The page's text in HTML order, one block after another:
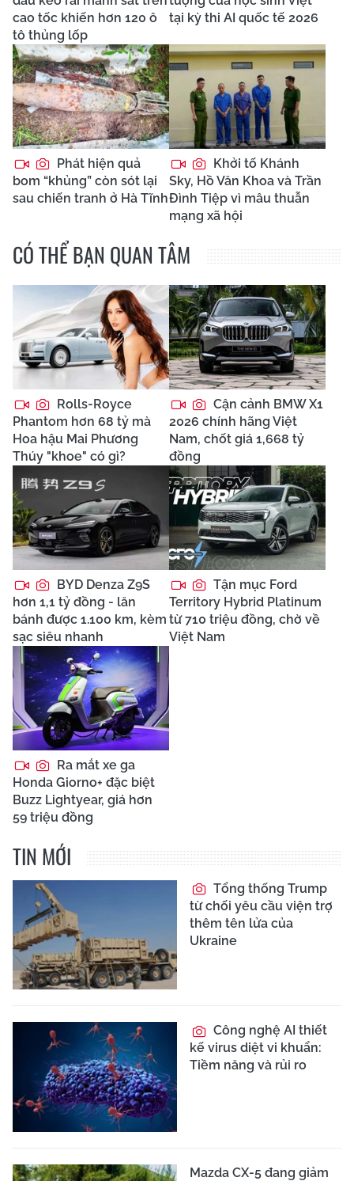
cao tốc khiến hơn 120 ô
tô thủng lốp
tại kỳ thi AI quốc tế 2026
Phát hiện quả
bom “khủng” còn sót lại
sau chiến tranh ở Hà Tĩnh
Khởi tố Khánh
Sky, Hồ Văn Khoa và Trần
Đình Tiệp vì mâu thuẫn
mạng xã hội
CÓ THỂ BẠN QUAN TÂM
Rolls-Royce
Phantom hơn 68 tỷ mà
Hoa hậu Mai Phương
Thúy "khoe" có gì?
Cận cảnh BMW X1
2026 chính hãng Việt
Nam, chốt giá 1,668 tỷ
đồng
BYD Denza Z9S
hơn 1,1 tỷ đồng - lăn
bánh được 1.100 km, kèm
sạc siêu nhanh
Tận mục Ford
Territory Hybrid Platinum
từ 710 triệu đồng, chờ về
Việt Nam
Ra mắt xe ga
Honda Giorno+ đặc biệt
Buzz Lightyear, giá hơn
59 triệu đồng
TIN MỚI
Tổng thống Trump
từ chối yêu cầu viện trợ
thêm tên lửa của
Ukraine
Công nghệ AI thiết
kế virus diệt vi khuẩn:
Tiềm năng và rủi ro
Mazda CX-5 đang giảm